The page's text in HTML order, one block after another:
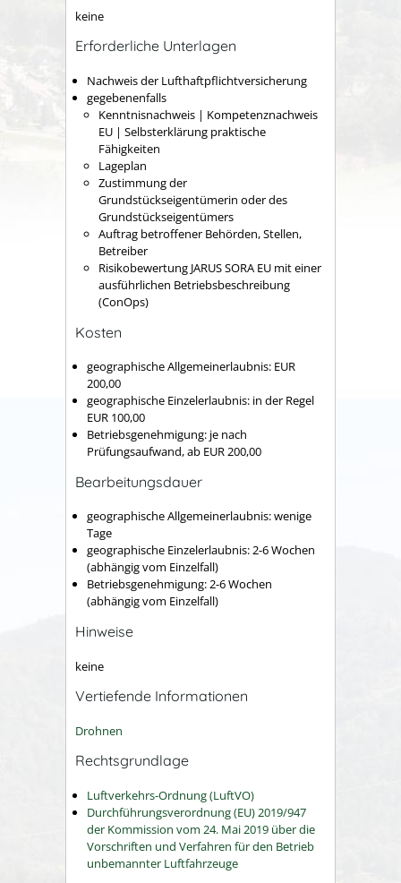
keine
Erforderliche Unterlagen
Nachweis der Lufthaftpflichtversicherung
gegebenenfalls
Kenntnisnachweis | Kompetenznachweis
EU | Selbsterklärung praktische
Fähigkeiten
Lageplan
Zustimmung der
Grundstückseigentümerin oder des
Grundstückseigentümers
Auftrag betroffener Behörden, Stellen,
Betreiber
Risikobewertung JARUS SORA EU mit einer
ausführlichen Betriebsbeschreibung
(ConOps)
Kosten
geographische Allgemeinerlaubnis: EUR
200,00
geographische Einzelerlaubnis: in der Regel
EUR 100,00
Betriebsgenehmigung: je nach
Prüfungsaufwand, ab EUR 200,00
Bearbeitungsdauer
geographische Allgemeinerlaubnis: wenige
Tage
geographische Einzelerlaubnis: 2-6 Wochen
(abhängig vom Einzelfall)
Betriebsgenehmigung: 2-6 Wochen
(abhängig vom Einzelfall)
Hinweise
keine
Vertiefende Informationen
Drohnen
Rechtsgrundlage
Luftverkehrs-Ordnung (LuftVO)
Durchführungsverordnung (EU) 2019/947
der Kommission vom 24. Mai 2019 über die
Vorschriften und Verfahren für den Betrieb
unbemannter Luftfahrzeuge